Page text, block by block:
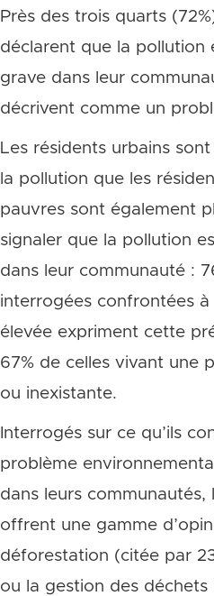
Près des trois quarts
déclarent que la pollution
grave dans leur
décrivent comme un
Les résidents urbains
la pollution que les
pauvres sont également
signaler que la pollution
dans leur communauté :
interrogées confrontées
élevée expriment cette
67% de celles vivant une
ou inexistante.
Interrogés sur ce qu’ils
problème
dans leurs communautés,
offrent une gamme
déforestation (citée par
ou la gestion des déchets